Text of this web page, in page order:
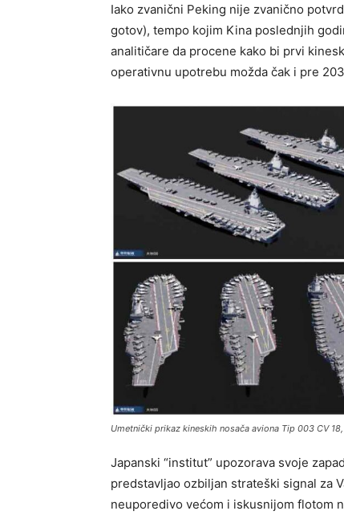
Iako zvanični Peking nije zvanično
gotov), tempo kojim Kina poslednjih
analitičare da procene kako bi prvi
operativnu upotrebu možda čak i pre
Umetnički prikaz kineskih nosača aviona Tip 003 CV
Japanski “institut” upozorava svoje
predstavljao ozbiljan strateški signal za
neuporedivo većom i iskusnijom flotom